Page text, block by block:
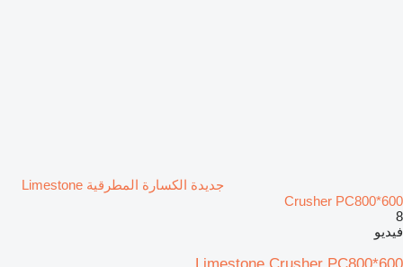
جديدة الكسارة المطرقية Limestone
Crusher PC800*600
8
فيديو